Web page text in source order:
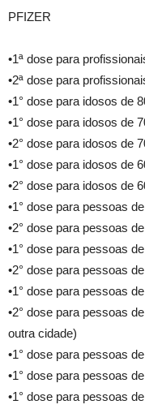
PFIZER
•1ª dose para
•2ª dose para
•1° dose para idosos de
•1° dose para idosos de
•2° dose para idosos de
•1° dose para idosos de
•2° dose para idosos de
•1° dose para pessoas
•2° dose para pessoas
•1° dose para pessoas
•2° dose para pessoas
•1° dose para pessoas
•2° dose para pessoas
outra cidade)
•1° dose para pessoas
•1° dose para pessoas
•1° dose para pessoas